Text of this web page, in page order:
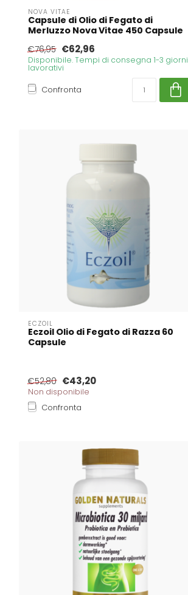
NOVA VITAE
Capsule di Olio di Fegato di
Merluzzo Nova Vitae 450 Capsule
€76,95 €62,96
Disponibile. Tempi di consegna 1-3 giorni
lavorativi
Confronta
ECZOIL
Eczoil Olio di Fegato di Razza 60
Capsule
€52,80 €43,20
Non disponibile
Confronta